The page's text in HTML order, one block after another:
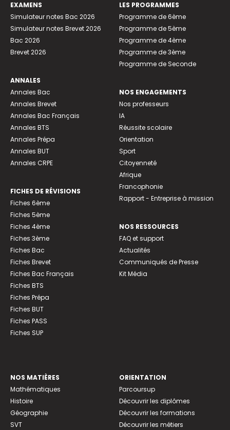
EXAMENS
Simulateur notes Bac 2026
Simulateur notes Brevet 2026
Bac 2026
Brevet 2026
ANNALES
Annales Bac
Annales Brevet
Annales Bac Français
Annales BTS
Annales Prépa
Annales BUT
Annales CRPE
FICHES DE RÉVISIONS
Fiches 6ème
Fiches 5ème
Fiches 4ème
Fiches 3ème
Fiches Bac
Fiches Brevet
Fiches Bac Français
Fiches BTS
Fiches Prépa
Fiches BUT
Fiches PASS
Fiches SUP
LES PROGRAMMES
Programme de 6ème
Programme de 5ème
Programme de 4ème
Programme de 3ème
Programme de Seconde
NOS ENGAGEMENTS
Nos professeurs
IA
Réussite scolaire
Orientation
Sport
Citoyenneté
Afrique
Francophonie
Rapport - Entreprise à mission
NOS RESSOURCES
FAQ et support
Actualités
Communiqués de Presse
Kit Média
NOS MATIÈRES
Mathématiques
Histoire
Géographie
SVT
ORIENTATION
Parcoursup
Découvrir les diplômes
Découvrir les formations
Découvrir les métiers